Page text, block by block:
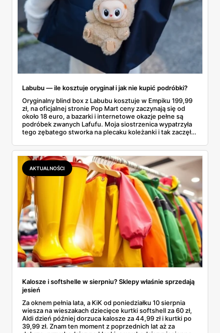
Labubu — ile kosztuje oryginał i jak nie kupić podróbki?
Oryginalny blind box z Labubu kosztuje w Empiku 199,99
zł, na oficjalnej stronie Pop Mart ceny zaczynają się od
około 18 euro, a bazarki i internetowe okazje pełne są
podróbek zwanych Lafufu. Moja siostrzenica wypatrzyła
tego zębatego stworka na plecaku koleżanki i tak zaczęło
kosztuje i po czym poznać, że sprzedawca nie wciska nam
podróbki. Spisałam wszystko, czego się dowiedziałam —
łącznie z jedną wpadką, o której za chwilę.
AKTUALNOŚCI
Kalosze i softshelle w sierpniu? Sklepy właśnie sprzedają
jesień
Za oknem pełnia lata, a KiK od poniedziałku 10 sierpnia
wiesza na wieszakach dziecięce kurtki softshell za 60 zł,
Aldi dzień później dorzuca kalosze za 44,99 zł i kurtki po
39,99 zł. Znam ten moment z poprzednich lat aż za